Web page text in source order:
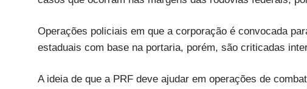
Operações policiais em que a corporação é convocada
estaduais com base na portaria, porém, são criticadas
A ideia de que a PRF deve ajudar em operações de